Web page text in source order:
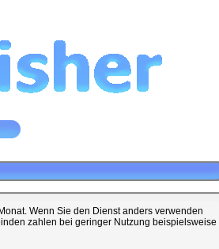
Wenn Sie den Dienst anders verwenden
zahlen bei geringer Nutzung beispielsweise